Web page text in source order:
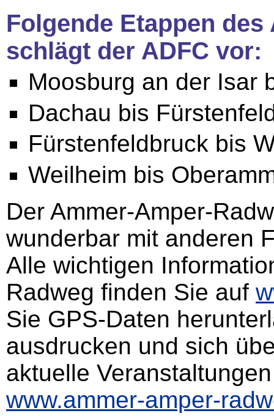
Folgende Etappen
schlägt der ADFC vor:
Moosburg an der Isar
Dachau bis
Fürstenfeldbruck bis
Weilheim bis
Der Ammer-Amper-
wunderbar mit anderen
Alle wichtigen
Radweg finden Sie auf
Sie GPS-Daten
ausdrucken und sich
aktuelle
www.ammer-amper-